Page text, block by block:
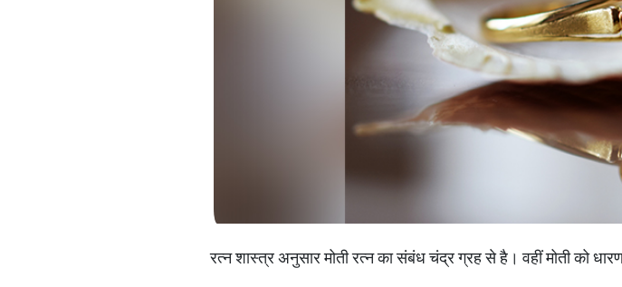
रत्न शास्त्र अनुसार मोती रत्न का संबंध चंद्र ग्रह से है। वहीं मोती को